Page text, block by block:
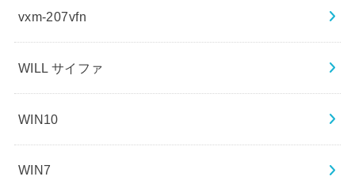
vxm-207vfn
WILL サイファ
WIN10
WIN7